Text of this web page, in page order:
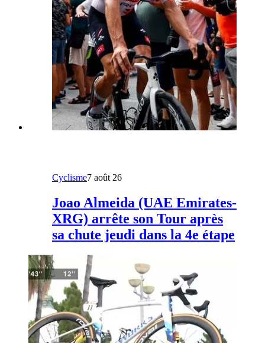
Cyclisme7 août 26
Joao Almeida (UAE Emirates-
XRG) arrête son Tour après
sa chute jeudi dans la 4e étape